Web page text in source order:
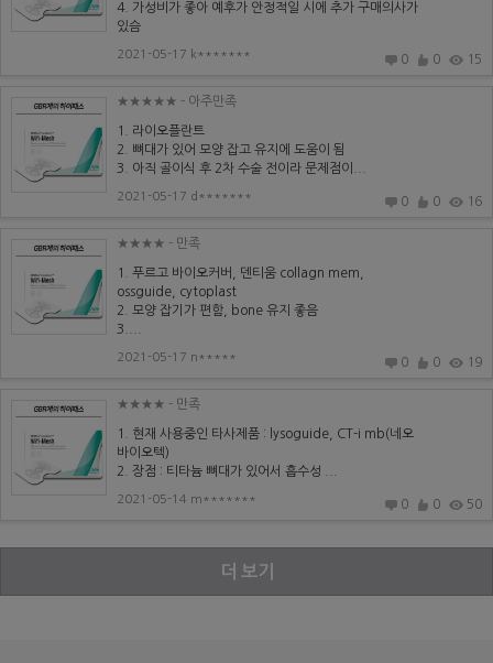
4. 가성비가 좋아 예후가 안정적일 시에 추가 구매의사가
있슴
2021-05-17 k******* 0 0 15
★★★★★ - 아주만족
1. 라이오플란트
2. 뼈대가 있어 모양 잡고 유지에 도움이 됨
3. 아직 골이식 후 2차 수술 전이라 문제점이...
2021-05-17 d******* 0 0 16
★★★★ - 만족
1. 푸르고 바이오커버, 덴티움 collagn mem,
ossguide, cytoplast
2. 모양 잡기가 편함, bone 유지 좋음
3....
2021-05-17 n***** 0 0 19
★★★★ - 만족
1. 현재 사용중인 타사제품 : lysoguide, CT-i mb(네오
바이오텍)
2. 장점 : 티타늄 뼈대가 있어서 흡수성 ...
2021-05-14 m******* 0 0 50
더 보기